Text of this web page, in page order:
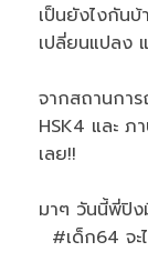
เป็นยังไงกัน
เปลี่ยนแปลง
จากสถานกา
HSK4 และ ภ
เลย!!
มาๆ วันนี้พี่ปิง
#เด็ก64 จะ